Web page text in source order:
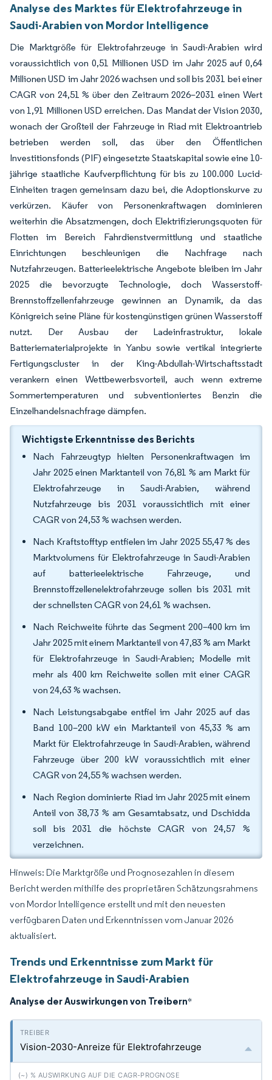
Analyse des Marktes für Elektrofahrzeuge in
Saudi-Arabien von Mordor Intelligence
Die Marktgröße für Elektrofahrzeuge in Saudi-Arabien wird
voraussichtlich von 0,51 Millionen USD im Jahr 2025 auf 0,64
Millionen USD im Jahr 2026 wachsen und soll bis 2031 bei einer
CAGR von 24,51 % über den Zeitraum 2026–2031 einen Wert
von 1,91 Millionen USD erreichen. Das Mandat der Vision 2030,
wonach der Großteil der Fahrzeuge in Riad mit Elektroantrieb
betrieben werden soll, das über den Öffentlichen
Investitionsfonds (PIF) eingesetzte Staatskapital sowie eine 10-
jährige staatliche Kaufverpflichtung für bis zu 100.000 Lucid-
Einheiten tragen gemeinsam dazu bei, die Adoptionskurve zu
verkürzen. Käufer von Personenkraftwagen dominieren
weiterhin die Absatzmengen, doch Elektrifizierungsquoten für
Flotten im Bereich Fahrdienstvermittlung und staatliche
Einrichtungen beschleunigen die Nachfrage nach
Nutzfahrzeugen. Batterieelektrische Angebote bleiben im Jahr
2025 die bevorzugte Technologie, doch Wasserstoff-
Brennstoffzellenfahrzeuge gewinnen an Dynamik, da das
Königreich seine Pläne für kostengünstigen grünen Wasserstoff
nutzt. Der Ausbau der Ladeinfrastruktur, lokale
Batteriematerialprojekte in Yanbu sowie vertikal integrierte
Fertigungscluster in der King-Abdullah-Wirtschaftsstadt
verankern einen Wettbewerbsvorteil, auch wenn extreme
Sommertemperaturen und subventioniertes Benzin die
Einzelhandelsnachfrage dämpfen.
Wichtigste Erkenntnisse des Berichts
Nach Fahrzeugtyp hielten Personenkraftwagen im
Jahr 2025 einen Marktanteil von 76,81 % am Markt für
Elektrofahrzeuge in Saudi-Arabien, während
Nutzfahrzeuge bis 2031 voraussichtlich mit einer
CAGR von 24,53 % wachsen werden.
Nach Kraftstofftyp entfielen im Jahr 2025 55,47 % des
Marktvolumens für Elektrofahrzeuge in Saudi-Arabien
auf batterieelektrische Fahrzeuge, und
Brennstoffzellenelektrofahrzeuge sollen bis 2031 mit
der schnellsten CAGR von 24,61 % wachsen.
Nach Reichweite führte das Segment 200–400 km im
Jahr 2025 mit einem Marktanteil von 47,83 % am Markt
für Elektrofahrzeuge in Saudi-Arabien; Modelle mit
mehr als 400 km Reichweite sollen mit einer CAGR
von 24,63 % wachsen.
Nach Leistungsabgabe entfiel im Jahr 2025 auf das
Band 100–200 kW ein Marktanteil von 45,33 % am
Markt für Elektrofahrzeuge in Saudi-Arabien, während
Fahrzeuge über 200 kW voraussichtlich mit einer
CAGR von 24,55 % wachsen werden.
Nach Region dominierte Riad im Jahr 2025 mit einem
Anteil von 38,73 % am Gesamtabsatz, und Dschidda
soll bis 2031 die höchste CAGR von 24,57 %
verzeichnen.
Hinweis: Die Marktgröße und Prognosezahlen in diesem
Bericht werden mithilfe des proprietären Schätzungsrahmens
von Mordor Intelligence erstellt und mit den neuesten
verfügbaren Daten und Erkenntnissen vom Januar 2026
aktualisiert.
Trends und Erkenntnisse zum Markt für
Elektrofahrzeuge in Saudi-Arabien
Analyse der Auswirkungen von Treibern*
Vision-2030-Anreize für Elektrofahrzeuge